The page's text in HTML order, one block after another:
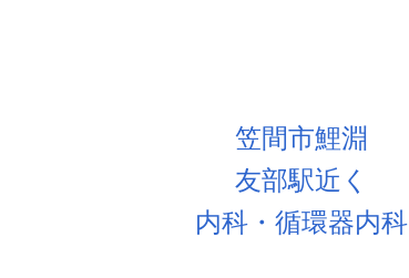
笠間市鯉淵
友部駅近く
内科・循環器内科